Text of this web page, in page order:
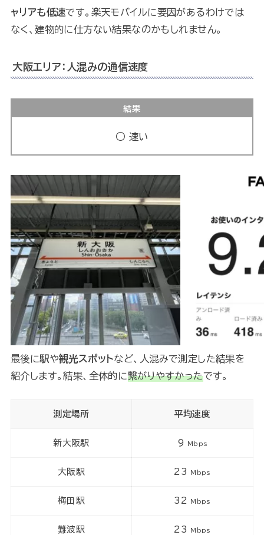
ャリアも低速です。楽天モバイルに要因があるわけでは
なく、建物的に仕方ない結果なのかもしれません。
大阪エリア：人混みの通信速度
結果
○ 速い
最後に駅や観光スポットなど、人混みで測定した結果を
紹介します。結果、全体的に繋がりやすかったです。
測定場所 平均速度
新大阪駅 9 Mbps
大阪駅 23 Mbps
梅田駅 32 Mbps
難波駅 23 Mbps